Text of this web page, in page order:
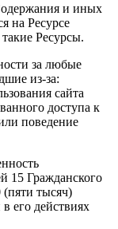
и иных
на Ресурсе
Ресурсы.
за любые
из-за:
сайта
доступа к
поведение
15 Гражданского
тысяч)
его действиях